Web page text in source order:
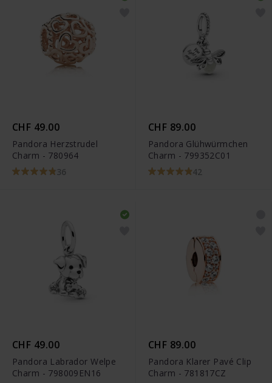
CHF 49.00
Pandora Herzstrudel
Charm - 780964
36
CHF 89.00
Pandora Glühwürmchen
Charm - 799352C01
42
CHF 49.00
Pandora Labrador Welpe
Charm - 798009EN16
CHF 89.00
Pandora Klarer Pavé Clip
Charm - 781817CZ